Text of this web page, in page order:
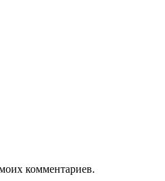
комментариев.